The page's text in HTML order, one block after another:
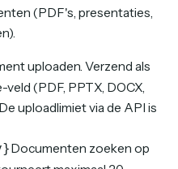
(PDF's, presentaties,
uploaden. Verzend als
(PDF, PPTX, DOCX,
uploadlimiet via de API is
Documenten zoeken op